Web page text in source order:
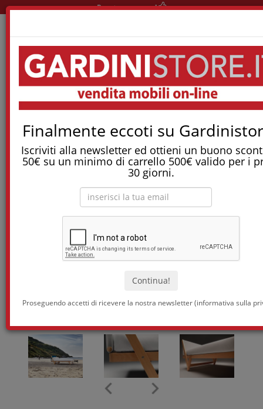
Finalmente eccoti su
Iscriviti alla newsletter ed ottieni un buono
50€ su un minimo di carrello 500€ valido per i
30 giorni.
Proseguendo accetti di ricevere la nostra newsletter (informativa sulla
Pronta consegna!
Tostapane, tritatutto, aspirapolvere, friggitrice
e molti altri Elettrodomestici!
Letto Tolò Fix